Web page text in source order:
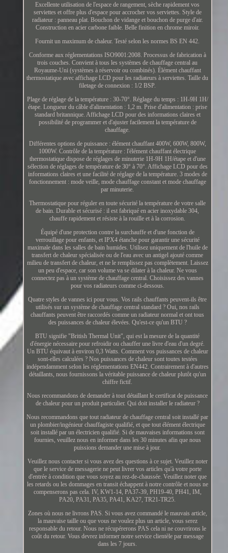
Excellente utilisation de l'espace de rangement, sèche rapidement vos
serviettes et offre plus d'espace pour accrocher vos serviettes. Style de
radiateur : panneau plat. Bouchon de vidange et bouchon de purge d'air.
Construction en acier carbone faible. Belle finition en chrome miroir.
Fournit un maximum de chaleur. Testé selon les normes BS EN 442.
Conforme aux réglementations ISO9001:2008. Processus de fabrication à
trois couches. Convient à tous les systèmes de chauffage central au
Royaume-Uni (systèmes à réservoir ou combinés). Élément chauffant
thermostatique avec affichage LCD pour les radiateurs à serviettes. Taille du
filetage de connexion : 1/2 BSP.
Plage de réglage de la température : 30-70°. Réglage du temps : 1H-9H 1H/
étape. Longueur du câble d'alimentation : 1,2 m. Prise d'alimentation : prise
standard britannique. Affichage LCD pour des informations claires et
possibilité de programmer et d'ajuster facilement la température de
chauffage.
Différentes options de puissance : élément chauffant 400W, 600W, 800W,
1000W. Contrôle de la température : l'élément chauffant électrique
thermostatique dispose de réglages de minuterie 1H-9H 1H/étape et d'une
sélection de réglages de température de 30° à 70°. Affichage LCD pour des
informations claires et une facilité de réglage de la température. 3 modes de
fonctionnement : mode veille, mode chauffage constant et mode chauffage
par minuterie.
Thermostatique pour réguler en toute sécurité la température de votre salle
de bain. Durable et sécurisé : il est fabriqué en acier inoxydable 304,
chauffe rapidement et résiste à la rouille et à la corrosion.
Équipé d'une protection contre la surchauffe et d'une fonction de
verrouillage pour enfants, et IPX4 étanche pour garantir une sécurité
maximale dans les salles de bain humides. Utilisez uniquement de l'huile de
transfert de chaleur spécialisée ou de l'eau avec un antigel ajouté comme
milieu de transfert de chaleur, et ne le remplissez pas complètement. Laissez
un peu d'espace, car son volume va se dilater à la chaleur. Ne vous
connectez pas à un système de chauffage central. Choisissez des vannes
pour vos radiateurs comme ci-dessous.
Quatre styles de vannes ici pour vous. Vos rails chauffants peuvent-ils être
utilisés sur un système de chauffage central standard ? Oui, nos rails
chauffants peuvent être raccordés comme un radiateur normal et ont tous
des puissances de chaleur élevées. Qu'est-ce qu'un BTU ?
BTU signifie "British Thermal Unit", qui est la mesure de la quantité
d'énergie nécessaire pour refroidir ou chauffer une livre d'eau d'un degré.
Un BTU équivaut à environ 0,3 Watts. Comment vos puissances de chaleur
sont-elles calculées ? Nos puissances de chaleur sont toutes testées
indépendamment selon les réglementations EN442. Contrairement à d'autres
détaillants, nous fournissons la véritable puissance de chaleur plutôt qu'un
chiffre fictif.
Nous recommandons de demander à tout détaillant le certificat de puissance
de chaleur pour un produit particulier. Qui doit installer le radiateur ?
Nous recommandons que tout radiateur de chauffage central soit installé par
un plombier/ingénieur chauffagiste qualifié, et que tout élément électrique
soit installé par un électricien qualifié. Si de mauvaises informations sont
fournies, veuillez nous en informer dans les 30 minutes afin que nous
puissions demander une mise à jour.
Veuillez nous contacter si vous avez des questions à ce sujet. Veuillez noter
que le service de messagerie ne peut livrer vos articles qu'à votre porte
d'entrée à condition que vous soyez au rez-de-chaussée. Veuillez noter que
les retards ou les dommages en transit échappent à notre contrôle et nous ne
compenserons pas cela. IV, KW1-14, PA37-39, PH19-40, PH41, IM,
PA20, PA31, PA35, PA41, KA27, TR21-TR25.
Zones où nous ne livrons PAS. Si vous avez commandé le mauvais article,
la mauvaise taille ou que vous ne voulez plus un article, vous serez
responsable du retour. Nous ne récupérerons PAS cela ni ne couvrirons le
coût du retour. Vous devrez informer notre service clientèle par message
dans les 7 jours.